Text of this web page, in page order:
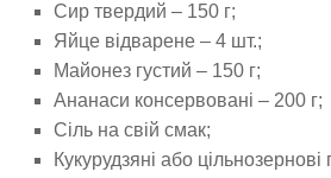
Сир твердий – 150 г;
Яйце відварене – 4 шт.;
Майонез густий – 150 г;
Ананаси консервовані – 200 г;
Сіль на свій смак;
Кукурудзяні або цільнозернові